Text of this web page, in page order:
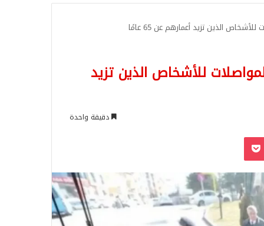
الذين تزيد أعمارهم عن 65 عامًا
للأشخاص الذين تزيد
دقيقة واحدة
‫Pocket